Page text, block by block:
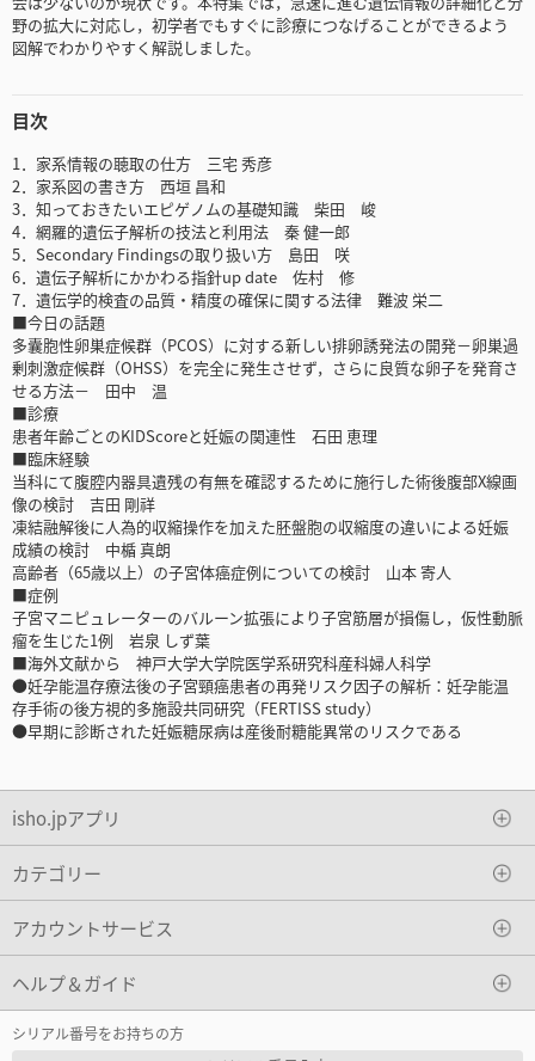
野の拡大に対応し，初学者でもすぐに診療につなげることができるよう
図解でわかりやすく解説しました。
目次
1．家系情報の聴取の仕方 三宅 秀彦
2．家系図の書き方 西垣 昌和
3．知っておきたいエピゲノムの基礎知識 柴田 峻
4．網羅的遺伝子解析の技法と利用法 秦 健一郎
5．Secondary Findingsの取り扱い方 島田 咲
6．遺伝子解析にかかわる指針up date 佐村 修
7．遺伝学的検査の品質・精度の確保に関する法律 難波 栄二
■今日の話題
多囊胞性卵巣症候群（PCOS）に対する新しい排卵誘発法の開発－卵巣過
剰刺激症候群（OHSS）を完全に発生させず，さらに良質な卵子を発育さ
せる方法－ 田中 温
■診療
患者年齢ごとのKIDScoreと妊娠の関連性 石田 恵理
■臨床経験
当科にて腹腔内器具遺残の有無を確認するために施行した術後腹部X線画
像の検討 吉田 剛祥
凍結融解後に人為的収縮操作を加えた胚盤胞の収縮度の違いによる妊娠
成績の検討 中楯 真朗
高齢者（65歳以上）の子宮体癌症例についての検討 山本 寄人
■症例
子宮マニピュレーターのバルーン拡張により子宮筋層が損傷し，仮性動脈
瘤を生じた1例 岩泉 しず葉
■海外文献から 神戸大学大学院医学系研究科産科婦人科学
●妊孕能温存療法後の子宮頸癌患者の再発リスク因子の解析：妊孕能温
存手術の後方視的多施設共同研究（FERTISS study）
●早期に診断された妊娠糖尿病は産後耐糖能異常のリスクである
isho.jpアプリ
カテゴリー
アカウントサービス
ヘルプ＆ガイド
シリアル番号をお持ちの方